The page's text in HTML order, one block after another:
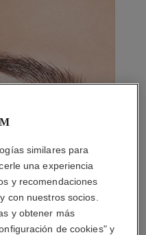
similares para
una experiencia
y recomendaciones
con nuestros socios.
y obtener más
de cookies" y